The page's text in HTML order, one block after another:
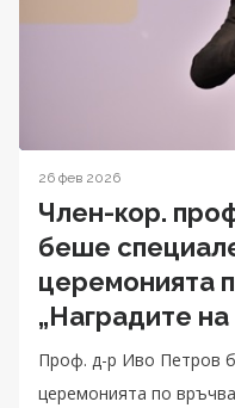
26 фев 2026
Член-кор.
беше
церемонията
„Наградите
Проф. д-р Иво Петров
церемонията по